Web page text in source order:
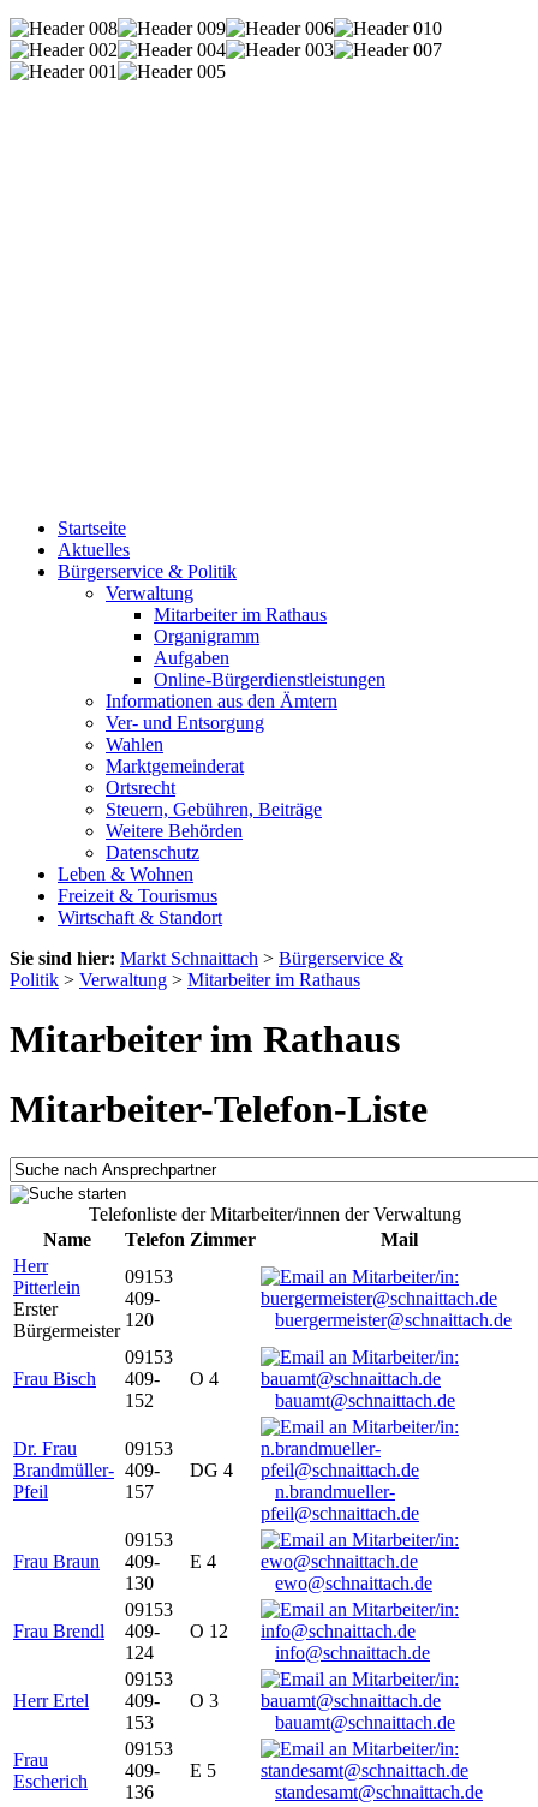
Startseite
Aktuelles
Bürgerservice & Politik
Verwaltung
Mitarbeiter im Rathaus
Organigramm
Aufgaben
Online-Bürgerdienstleistungen
Informationen aus den Ämtern
Ver- und Entsorgung
Wahlen
Marktgemeinderat
Ortsrecht
Steuern, Gebühren, Beiträge
Weitere Behörden
Datenschutz
Leben & Wohnen
Freizeit & Tourismus
Wirtschaft & Standort
Sie sind hier: Markt Schnaittach > Bürgerservice &
Politik > Verwaltung > Mitarbeiter im Rathaus
Mitarbeiter im Rathaus
Mitarbeiter-Telefon-Liste
Telefonliste der Mitarbeiter/innen der Verwaltung
Name
Telefon Zimmer
Mail
Herr
Pitterlein
Erster
Bürgermeister
09153
409-
120
buergermeister@schnaittach.de
Frau Bisch
09153
409-
152
O 4
bauamt@schnaittach.de
Dr. Frau
Brandmüller-
Pfeil
09153
409-
157
DG 4
n.brandmueller-
pfeil@schnaittach.de
Frau Braun
09153
409-
130
E 4
ewo@schnaittach.de
Frau Brendl
09153
409-
124
O 12
info@schnaittach.de
Herr Ertel
09153
409-
153
O 3
bauamt@schnaittach.de
Frau
Escherich
09153
409-
136
E 5
standesamt@schnaittach.de